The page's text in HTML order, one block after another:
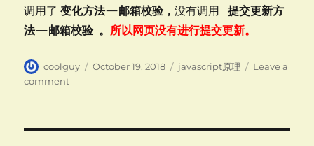
调用了 变化方法—邮箱校验，没有调用提交更新方
法—邮箱校验 。 所以网页没有进行提交更新。
Author
coolguy
Posted
October 19, 2018 Categories
javascript原理
Leave a
commenton